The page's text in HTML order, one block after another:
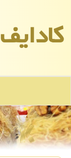
كادایف